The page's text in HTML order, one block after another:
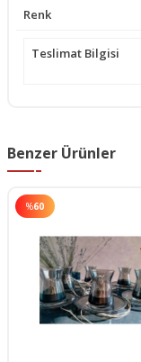
Renk
Teslimat Bilgisi
Benzer Ürünler
%60